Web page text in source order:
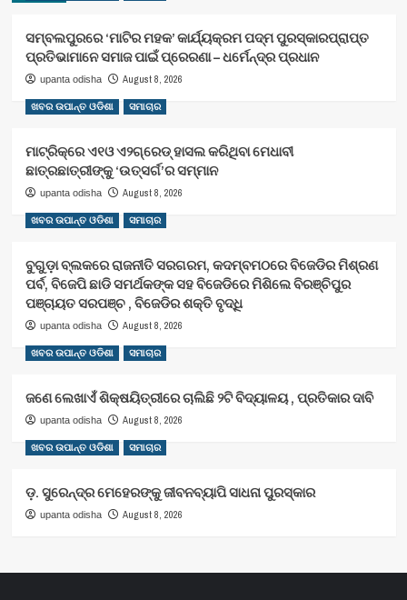
ସମ୍ବଲପୁରରେ ‘ମାଟିର ମହକ’ କାର୍ଯ୍ୟକ୍ରମ ପଦ୍ମ ପୁରସ୍କାରପ୍ରାପ୍ତ
ପ୍ରତିଭାମାନେ ସମାଜ ପାଇଁ ପ୍ରେରଣା – ଧର୍ମେନ୍ଦ୍ର ପ୍ରଧାନ
upanta odisha August 8, 2026
ଖବର ଉପାନ୍ତ ଓଡିଶା ସମାଚାର
ମାଟ୍ରିକ୍‌ରେ ଏ୧ଓ ଏ୨ଗ୍ରେଡ୍‌ ହାସଲ କରିଥିବା ମେଧାବୀ
ଛାତ୍ରଛାତ୍ରୀଙ୍କୁ ‘ଉତ୍ସର୍ଗ’ର ସମ୍ମାନ
upanta odisha August 8, 2026
ଖବର ଉପାନ୍ତ ଓଡିଶା ସମାଚାର
ବୁଗୁଡ଼ା ବ୍ଲକରେ ରାଜନୀତି ସରଗରମ, କଦମ୍ବମଠରେ ବିଜେଡିର ମିଶ୍ରଣ
ପର୍ବ, ବିଜେପି ଛାଡି ସମର୍ଥକଙ୍କ ସହ ବିଜେଡିରେ ମିଶିଲେ ବିରଞ୍ଚିପୁର
ପଞ୍ଚାୟତ ସରପଞ୍ଚ , ବିଜେଡିର ଶକ୍ତି ବୃଦ୍ଧି
upanta odisha August 8, 2026
ଖବର ଉପାନ୍ତ ଓଡିଶା ସମାଚାର
ଜଣେ ଲେଖାଏଁ ଶିକ୍ଷୟିତ୍ରୀରେ ଚାଲିଛି ୨ଟି ବିଦ୍ୟାଳୟ , ପ୍ରତିକାର ଦାବି
upanta odisha August 8, 2026
ଖବର ଉପାନ୍ତ ଓଡିଶା ସମାଚାର
ଡ଼. ସୁରେନ୍ଦ୍ର ମେହେରଙ୍କୁ ଜୀବନବ୍ୟାପି ସାଧନା ପୁରସ୍କାର
upanta odisha August 8, 2026